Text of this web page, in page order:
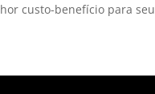
custo-benefício para seu